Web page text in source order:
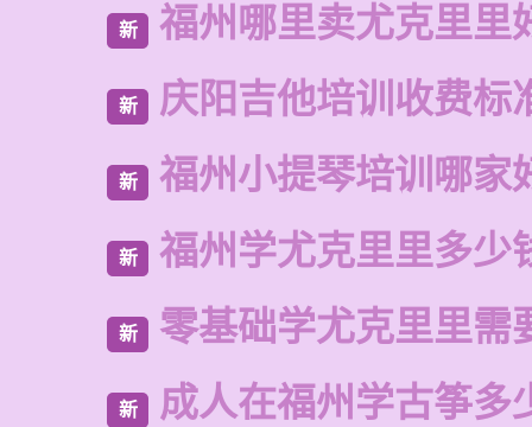
新 福州哪里卖尤克里里
新 庆阳吉他培训收费标
新 福州小提琴培训哪家
新 福州学尤克里里多少
新 零基础学尤克里里需
新 成人在福州学古筝多